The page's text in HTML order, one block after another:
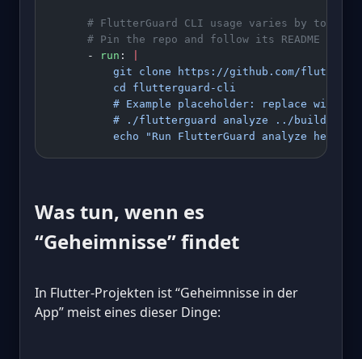
# FlutterGuard CLI usage varies by tool
# Pin the repo and follow its README for
      -
run :
git clone https://github.com/
          cd flutterguard-cli
# Example placeholder: replace with
# ./flutterguard analyze ../build/
          echo "Run FlutterGuard analyze here"
Was tun, wenn es
“Geheimnisse” findet
In Flutter-Projekten ist “Geheimnisse in der
App” meist eines dieser Dinge: